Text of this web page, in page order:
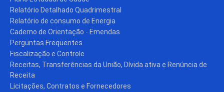
Relatório Detalhado Quadrimestral
Relatório de consumo de Energia
Caderno de Orientação - Emendas
Perguntas Frequentes
Fiscalização e Controle
Receitas, Transferências da União, Dívida ativa e Renúncia de
Receita
Licitações, Contratos e Fornecedores